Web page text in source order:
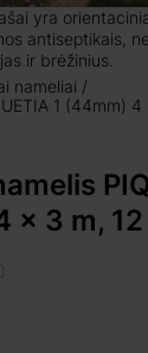
yra
antiseptikais,
ir brėžinius.
nameliai
1 (44mm) 4
x 3 m, 12